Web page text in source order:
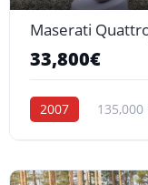
Maserati
33,800€
2007 135,000